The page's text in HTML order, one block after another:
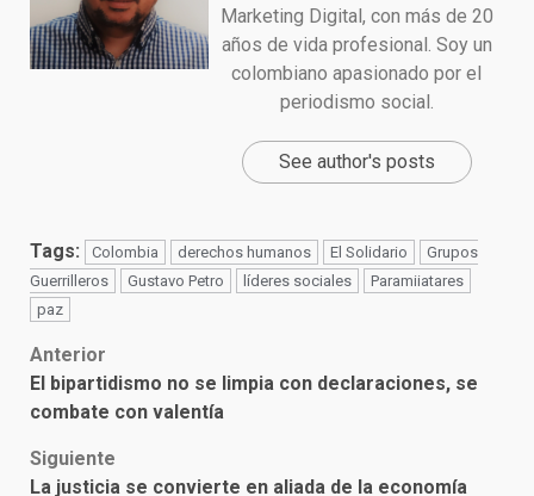
Marketing Digital, con más de 20
años de vida profesional. Soy un
colombiano apasionado por el
periodismo social.
See author's posts
Tags: Colombia derechos humanos El Solidario
Grupos
Guerrilleros
Gustavo Petro líderes sociales
Paramiiatares
paz
Post
navigation
Anterior
El bipartidismo no se limpia con declaraciones, se
combate con valentía
Siguiente
La justicia se convierte en aliada de la economía